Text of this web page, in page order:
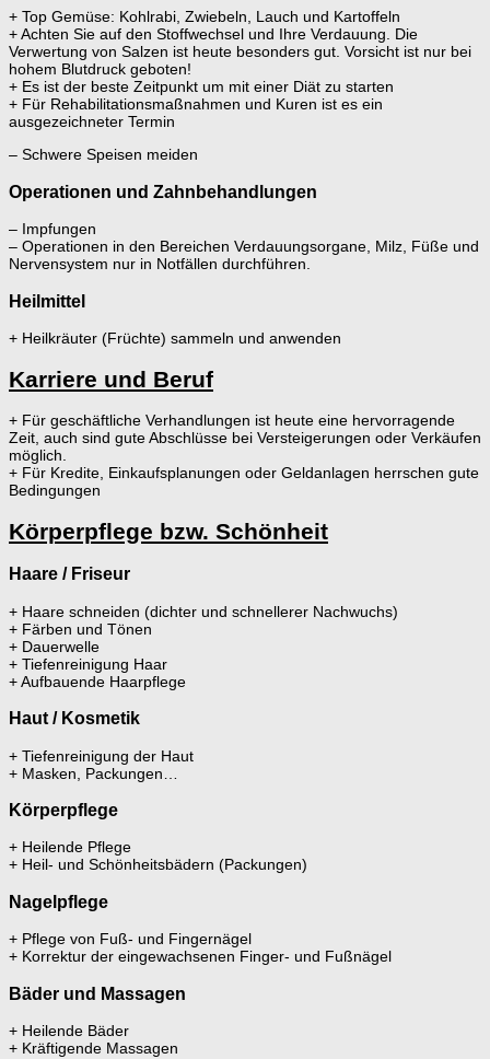
+ Top Gemüse: Kohlrabi, Zwiebeln, Lauch und Kartoffeln
+ Achten Sie auf den Stoffwechsel und Ihre Verdauung. Die
Verwertung von Salzen ist heute besonders gut. Vorsicht ist nur bei
hohem Blutdruck geboten!
+ Es ist der beste Zeitpunkt um mit einer Diät zu starten
+ Für Rehabilitationsmaßnahmen und Kuren ist es ein
ausgezeichneter Termin
– Schwere Speisen meiden
Operationen und Zahnbehandlungen
– Impfungen
– Operationen in den Bereichen Verdauungsorgane, Milz, Füße und
Nervensystem nur in Notfällen durchführen.
Heilmittel
+ Heilkräuter (Früchte) sammeln und anwenden
Karriere und Beruf
+ Für geschäftliche Verhandlungen ist heute eine hervorragende
Zeit, auch sind gute Abschlüsse bei Versteigerungen oder Verkäufen
möglich.
+ Für Kredite, Einkaufsplanungen oder Geldanlagen herrschen gute
Bedingungen
Körperpflege bzw. Schönheit
Haare / Friseur
+ Haare schneiden (dichter und schnellerer Nachwuchs)
+ Färben und Tönen
+ Dauerwelle
+ Tiefenreinigung Haar
+ Aufbauende Haarpflege
Haut / Kosmetik
+ Tiefenreinigung der Haut
+ Masken, Packungen…
Körperpflege
+ Heilende Pflege
+ Heil- und Schönheitsbädern (Packungen)
Nagelpflege
+ Pflege von Fuß- und Fingernägel
+ Korrektur der eingewachsenen Finger- und Fußnägel
Bäder und Massagen
+ Heilende Bäder
+ Kräftigende Massagen